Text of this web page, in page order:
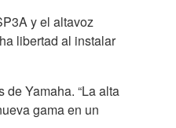
y el altavoz
libertad al instalar
Yamaha. “La alta
gama en un